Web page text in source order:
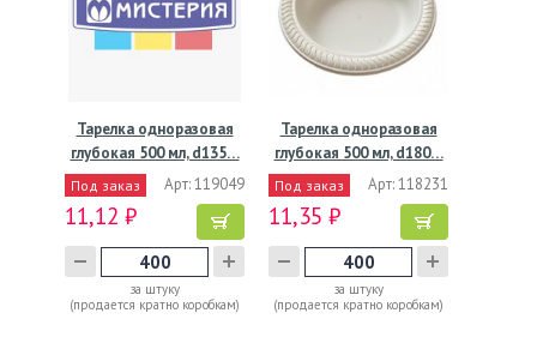
Тарелка одноразовая
глубокая 500 мл, d135…
Под заказ Арт: 119049
11,12 ₽
за штуку
(продается кратно коробкам)
Тарелка одноразовая
глубокая 500 мл, d180…
Под заказ Арт: 118231
11,35 ₽
за штуку
(продается кратно коробкам)